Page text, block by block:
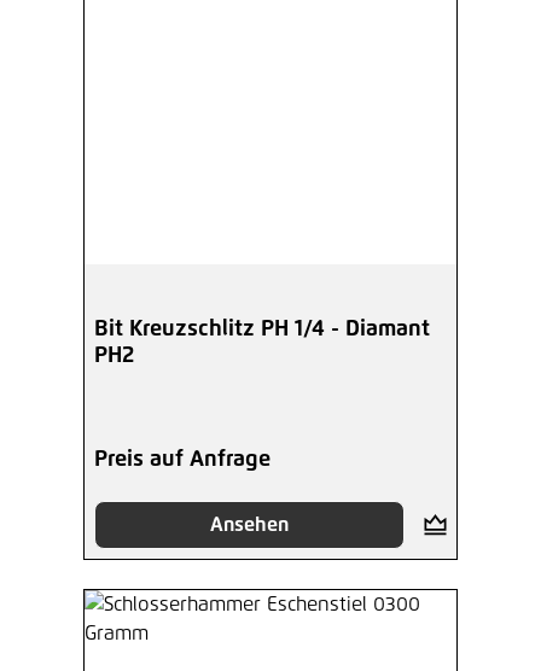
Bit Kreuzschlitz PH 1/4 - Diamant
PH2
Preis auf Anfrage
Ansehen